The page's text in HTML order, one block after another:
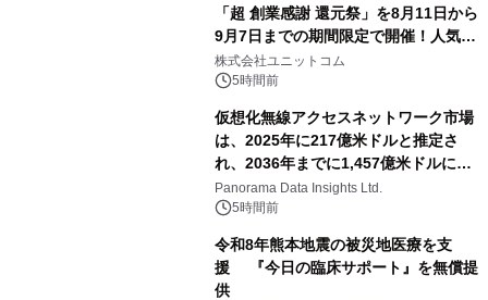
「超 創業感謝 還元祭」を8月11日から
9月7日までの期間限定で開催！人気の
ゲーミングPCや高性能ノートPCなど
対象iiyama PCのご購入で最大3万円分
株式会社ユニットコム
5時間前
仮想化無線アクセスネットワーク市場
は、2025年に217億米ドルと推定さ
れ、2036年までに1,457億米ドルに達
すると予測されており、予測期間
（2026年～2036年）
Panorama Data Insights Ltd.
5時間前
令和8年熊本地震の被災地医療を支
援 『今日の臨床サポート』を無償提
供